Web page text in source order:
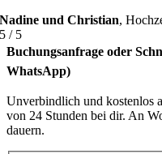
Nadine und Christian,
5 / 5
Buchungsanfrage oder
WhatsApp)
Unverbindlich und kostenlos
von 24 Stunden bei dir. An
dauern.